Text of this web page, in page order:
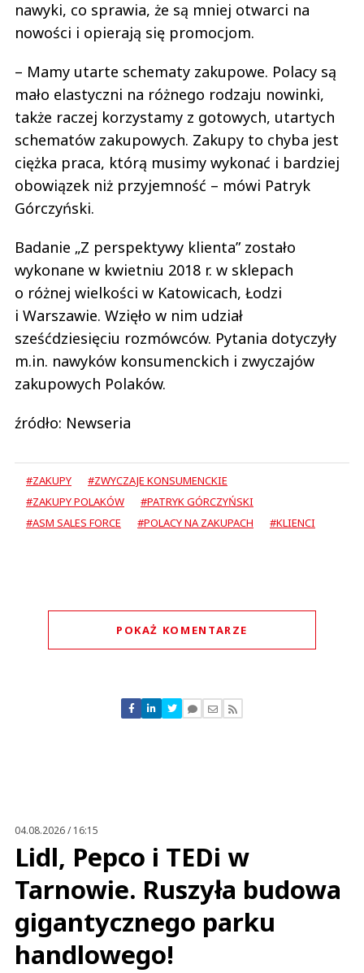
nawyki, co sprawia, że są mniej otwarci na
nowości i opierają się promocjom.
– Mamy utarte schematy zakupowe. Polacy są
mało elastyczni na różnego rodzaju nowinki,
także raczej korzystamy z gotowych, utartych
schematów zakupowych. Zakupy to chyba jest
ciężka praca, którą musimy wykonać i bardziej
obowiązek niż przyjemność – mówi Patryk
Górczyński.
Badanie „Z perspektywy klienta” zostało
wykonane w kwietniu 2018 r. w sklepach
o różnej wielkości w Katowicach, Łodzi
i Warszawie. Wzięło w nim udział
sześćdziesięciu rozmówców. Pytania dotyczyły
m.in. nawyków konsumenckich i zwyczajów
zakupowych Polaków.
źródło: Newseria
#ZAKUPY
#ZWYCZAJE KONSUMENCKIE
#ZAKUPY POLAKÓW
#PATRYK GÓRCZYŃSKI
#ASM SALES FORCE
#POLACY NA ZAKUPACH #KLIENCI
POKAŻ KOMENTARZE
Nie znaleziono komentarzy
Zostaw swoje komentarze
04.08.2026 / 16:15
Lidl, Pepco i TEDi w
Tarnowie. Ruszyła budowa
gigantycznego parku
handlowego!